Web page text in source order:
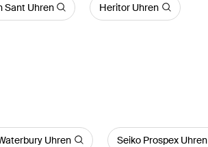
Sant Uhren Heritor Uhren
Uhren Seiko Prospex Uhren